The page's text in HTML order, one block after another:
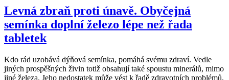
Levná zbraň proti únavě. Obyčejná
semínka doplní železo lépe než řada
tabletek
Kdo rád uzobává dýňová semínka, pomáhá svému zdraví. Vedle
jiných prospěšných živin totiž obsahují také spoustu minerálů, mimo
jiné železa. Jeho nedostatek může vést k řadě zdravotních problémů,